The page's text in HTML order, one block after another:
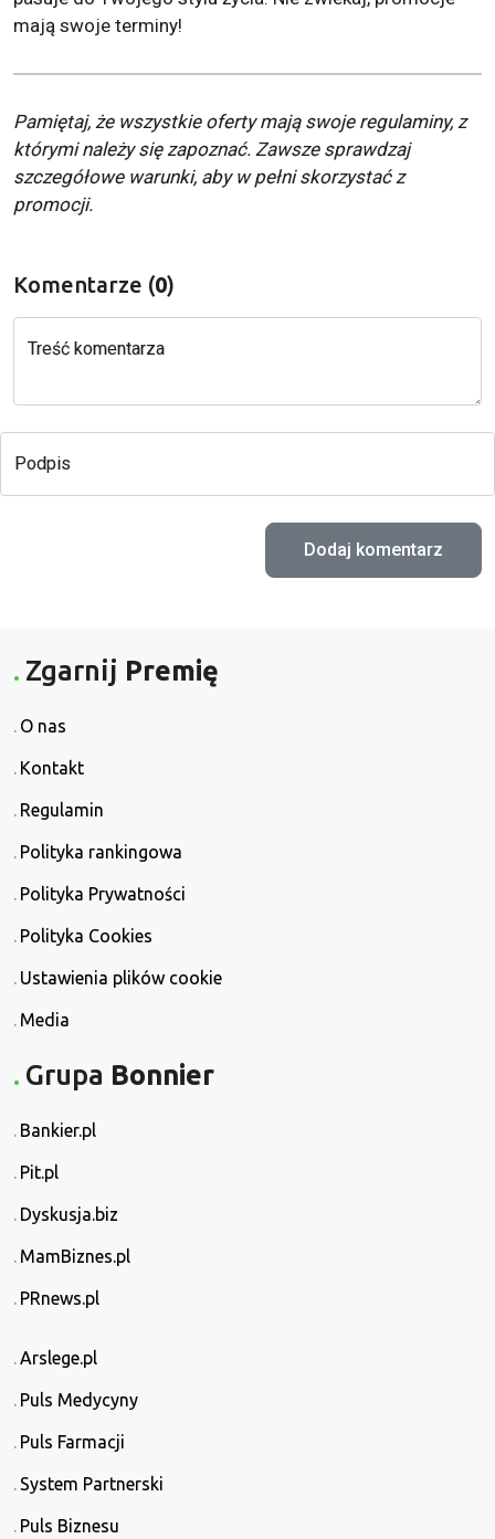
mają swoje terminy!
Pamiętaj, że wszystkie oferty mają swoje regulaminy, z
którymi należy się zapoznać. Zawsze sprawdzaj
szczegółowe warunki, aby w pełni skorzystać z
promocji.
Komentarze (0)
Treść komentarza
Podpis
Zgarnij Premię
O nas
Kontakt
Regulamin
Polityka rankingowa
Polityka Prywatności
Polityka Cookies
Ustawienia plików cookie
Media
Grupa Bonnier
Bankier.pl
Pit.pl
Dyskusja.biz
MamBiznes.pl
PRnews.pl
Arslege.pl
Puls Medycyny
Puls Farmacji
System Partnerski
Puls Biznesu